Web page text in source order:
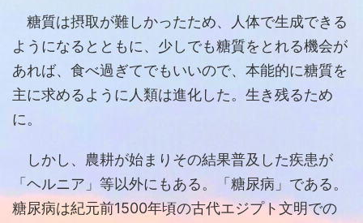
糖質は摂取が難しかったため、人体で生成できる
ようになるとともに、少しでも糖質をとれる機会が
あれば、食べ過ぎてでもいいので、本能的に糖質を
主に求めるように人類は進化した。生き残るため
に。
しかし、農耕が始まりその結果普及した疾患が
「ヘルニア」等以外にもある。「糖尿病」である。
糖尿病は紀元前1500年頃の古代エジプト文明での